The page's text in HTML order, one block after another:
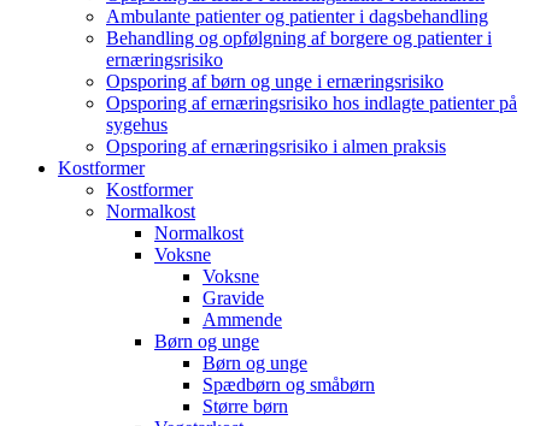
Ambulante patienter og patienter i dagsbehandling
Behandling og opfølgning af borgere og patienter i
ernæringsrisiko
Opsporing af børn og unge i ernæringsrisiko
Opsporing af ernæringsrisiko hos indlagte patienter på
sygehus
Opsporing af ernæringsrisiko i almen praksis
Kostformer
Kostformer
Normalkost
Normalkost
Voksne
Voksne
Gravide
Ammende
Børn og unge
Børn og unge
Spædbørn og småbørn
Større børn